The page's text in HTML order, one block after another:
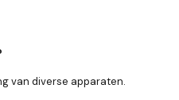
van diverse apparaten.